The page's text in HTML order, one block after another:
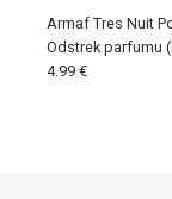
Armaf Tres Nuit
Odstrek parfumu
4.99 €